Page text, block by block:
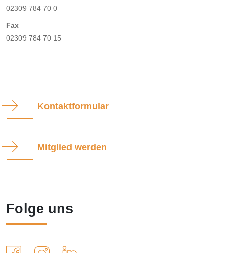
02309 784 70 0
Fax
02309 784 70 15
Kontaktformular
Mitglied werden
Folge uns